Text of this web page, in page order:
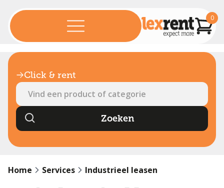
0
Click & rent
Home Services Industrieel leasen